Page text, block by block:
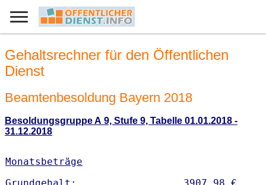
Gehaltsrechner für den Öffentlichen
Dienst
Beamtenbesoldung Bayern 2018
Besoldungsgruppe A 9, Stufe 9, Tabelle 01.01.2018 -
31.12.2018
Monatsbeträge